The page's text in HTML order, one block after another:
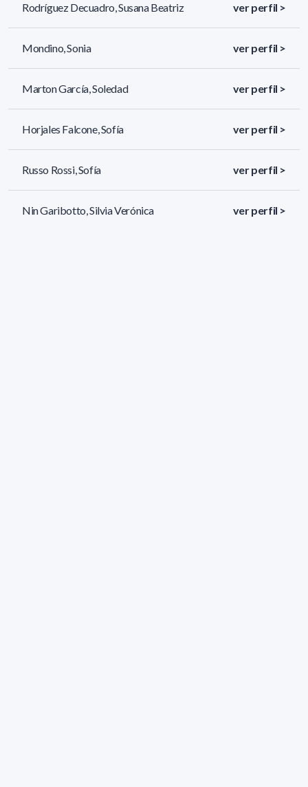
Rodríguez Decuadro, Susana Beatriz ver perfil >
Mondino, Sonia ver perfil >
Marton García, Soledad ver perfil >
Horjales Falcone, Sofía ver perfil >
Russo Rossi, Sofía ver perfil >
Nin Garibotto, Silvia Verónica ver perfil >